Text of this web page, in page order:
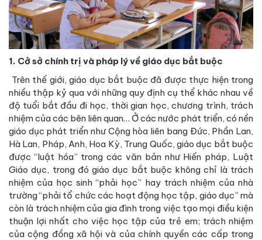
1. Cở sở chính trị và pháp lý về giáo dục bắt buộc
Trên thế giới, giáo dục bắt buộc đã được thực hiện trong
nhiều thập kỷ qua với những quy định cụ thể khác nhau về
độ tuổi bắt đầu đi học, thời gian học, chương trình, trách
nhiệm của các bên liên quan… Ở các nước phát triển, có nền
giáo dục phát triển như Cộng hòa liên bang Đức, Phần Lan,
Hà Lan, Pháp, Anh, Hoa Kỳ, Trung Quốc, giáo dục bắt buộc
được “luật hóa” trong các văn bản như Hiến pháp, Luật
Giáo dục, trong đó giáo dục bắt buộc không chỉ là trách
nhiệm của học sinh “phải học” hay trách nhiệm của nhà
trường “phải tổ chức các hoạt động học tập, giáo dục” mà
còn là trách nhiệm của gia đình trong việc tạo mọi điều kiện
thuận lợi nhất cho việc học tập của trẻ em; trách nhiệm
của cộng đồng xã hội và của chính quyền các cấp trong